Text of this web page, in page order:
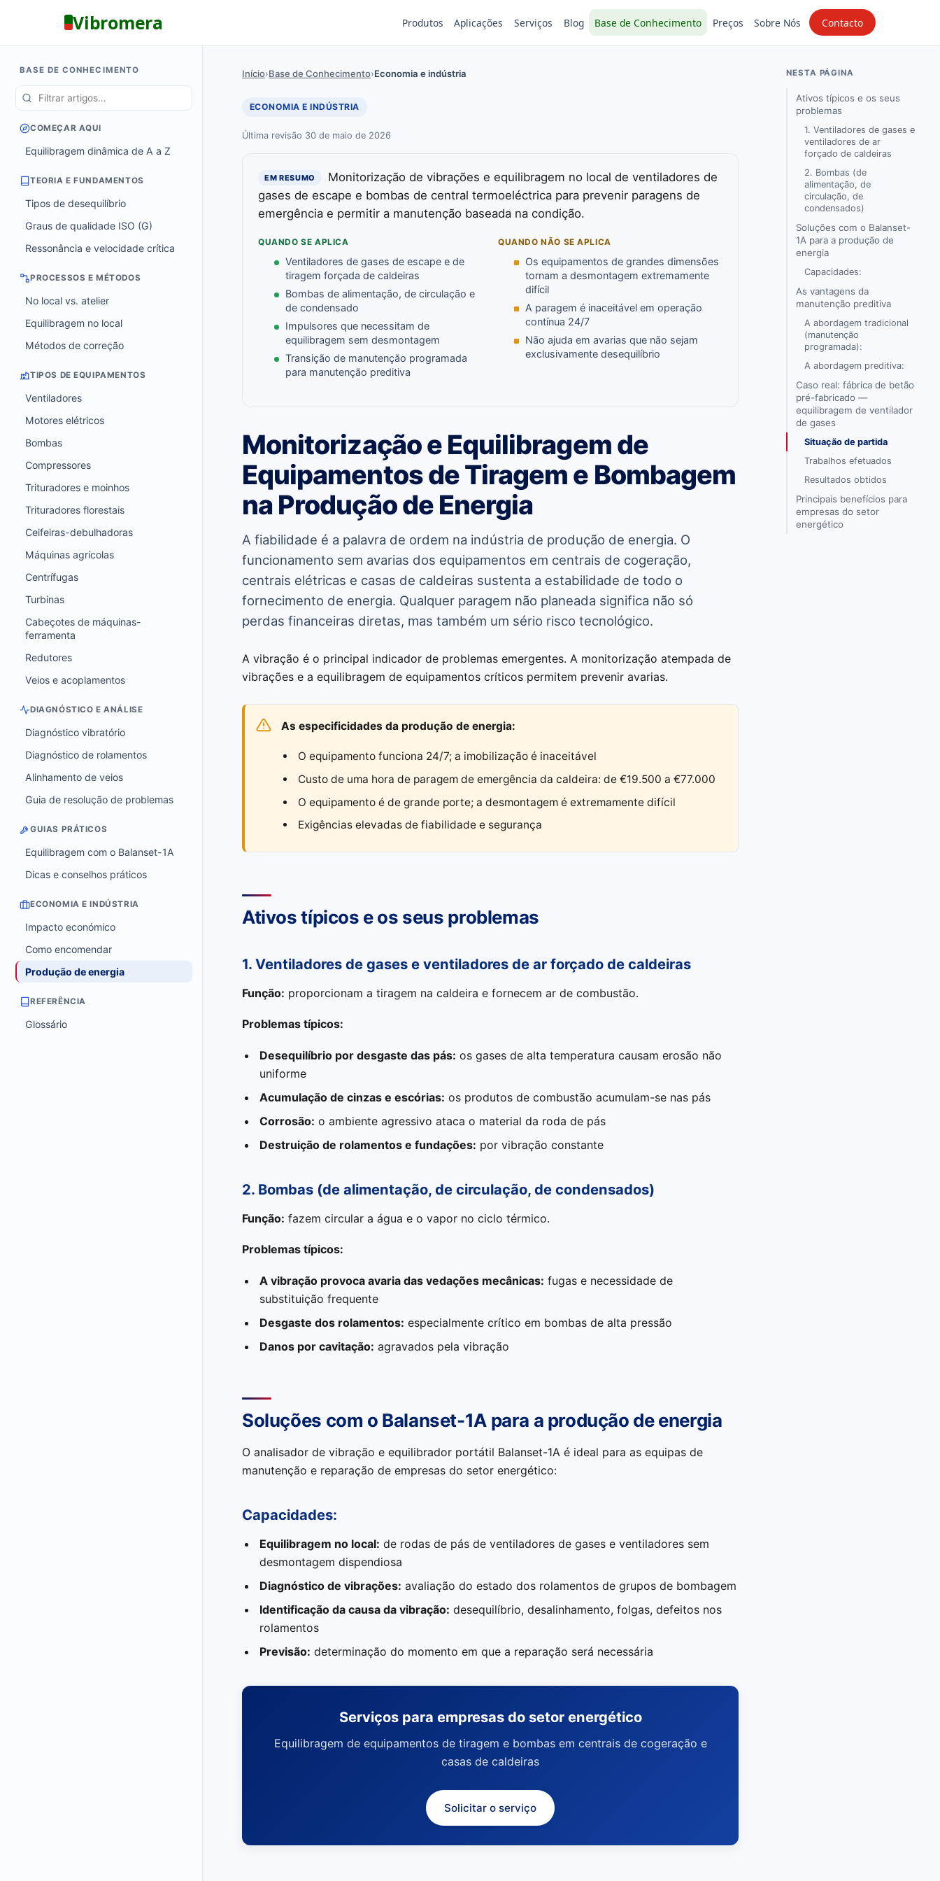
Vibromera Produtos Aplicações Serviços Blog Base de Conhecimento Preços Sobre Nós Contacto
BASE DE CONHECIMENTO
COMEÇAR AQUI
Equilibragem dinâmica de A a Z
TEORIA E FUNDAMENTOS
Tipos de desequilíbrio
Graus de qualidade ISO (G)
Ressonância e velocidade crítica
PROCESSOS E MÉTODOS
No local vs. atelier
Equilibragem no local
Métodos de correção
TIPOS DE EQUIPAMENTOS
Ventiladores
Motores elétricos
Bombas
Compressores
Trituradores e moinhos
Trituradores florestais
Ceifeiras-debulhadoras
Máquinas agrícolas
Centrífugas
Turbinas
Cabeçotes de máquinas-
ferramenta
Redutores
Veios e acoplamentos
DIAGNÓSTICO E ANÁLISE
Diagnóstico vibratório
Diagnóstico de rolamentos
Alinhamento de veios
Guia de resolução de problemas
GUIAS PRÁTICOS
Equilibragem com o Balanset-1A
Dicas e conselhos práticos
ECONOMIA E INDÚSTRIA
Impacto económico
Como encomendar
Produção de energia
REFERÊNCIA
Glossário
Início›Base de Conhecimento›Economia e indústria
ECONOMIA E INDÚSTRIA
Última revisão 30 de maio de 2026
EM RESUMO
Monitorização de vibrações e equilibragem no local de ventiladores de
gases de escape e bombas de central termoeléctrica para prevenir paragens de
emergência e permitir a manutenção baseada na condição.
QUANDO SE APLICA
Ventiladores de gases de escape e de
tiragem forçada de caldeiras
Bombas de alimentação, de circulação e
de condensado
Impulsores que necessitam de
equilibragem sem desmontagem
Transição de manutenção programada
para manutenção preditiva
QUANDO NÃO SE APLICA
Os equipamentos de grandes dimensões
tornam a desmontagem extremamente
difícil
A paragem é inaceitável em operação
contínua 24/7
Não ajuda em avarias que não sejam
exclusivamente desequilíbrio
Monitorização e Equilibragem de
Equipamentos de Tiragem e Bombagem
na Produção de Energia
A fiabilidade é a palavra de ordem na indústria de produção de energia. O
funcionamento sem avarias dos equipamentos em centrais de cogeração,
centrais elétricas e casas de caldeiras sustenta a estabilidade de todo o
fornecimento de energia. Qualquer paragem não planeada significa não só
perdas financeiras diretas, mas também um sério risco tecnológico.
A vibração é o principal indicador de problemas emergentes. A monitorização atempada de
vibrações e a equilibragem de equipamentos críticos permitem prevenir avarias.
As especificidades da produção de energia:
O equipamento funciona 24/7; a imobilização é inaceitável
Custo de uma hora de paragem de emergência da caldeira: de €19.500 a €77.000
O equipamento é de grande porte; a desmontagem é extremamente difícil
Exigências elevadas de fiabilidade e segurança
Ativos típicos e os seus problemas
1. Ventiladores de gases e ventiladores de ar forçado de caldeiras
Função: proporcionam a tiragem na caldeira e fornecem ar de combustão.
Problemas típicos:
Desequilíbrio por desgaste das pás: os gases de alta temperatura causam erosão não
uniforme
Acumulação de cinzas e escórias: os produtos de combustão acumulam-se nas pás
Corrosão: o ambiente agressivo ataca o material da roda de pás
Destruição de rolamentos e fundações: por vibração constante
2. Bombas (de alimentação, de circulação, de condensados)
Função: fazem circular a água e o vapor no ciclo térmico.
Problemas típicos:
A vibração provoca avaria das vedações mecânicas: fugas e necessidade de
substituição frequente
Desgaste dos rolamentos: especialmente crítico em bombas de alta pressão
Danos por cavitação: agravados pela vibração
Soluções com o Balanset-1A para a produção de energia
O analisador de vibração e equilibrador portátil Balanset-1A é ideal para as equipas de
manutenção e reparação de empresas do setor energético:
Capacidades:
Equilibragem no local: de rodas de pás de ventiladores de gases e ventiladores sem
desmontagem dispendiosa
Diagnóstico de vibrações: avaliação do estado dos rolamentos de grupos de bombagem
Identificação da causa da vibração: desequilíbrio, desalinhamento, folgas, defeitos nos
rolamentos
Previsão: determinação do momento em que a reparação será necessária
Serviços para empresas do setor energético
Equilibragem de equipamentos de tiragem e bombas em centrais de cogeração e
casas de caldeiras
Solicitar o serviço
NESTA PÁGINA
Ativos típicos e os seus
problemas
1. Ventiladores de gases e
ventiladores de ar
forçado de caldeiras
2. Bombas (de
alimentação, de
circulação, de
condensados)
Soluções com o Balanset-
1A para a produção de
energia
Capacidades:
As vantagens da
manutenção preditiva
A abordagem tradicional
(manutenção
programada):
A abordagem preditiva:
Caso real: fábrica de betão
pré-fabricado —
equilibragem de ventilador
de gases
Situação de partida
Trabalhos efetuados
Resultados obtidos
Principais benefícios para
empresas do setor
energético